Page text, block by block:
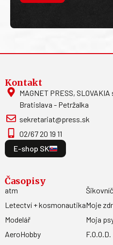
Kontakt
MAGNET PRESS,
Bratislava - Petržalka
sekretariat@press.sk
02/67 20 19 11
E-shop SK
Časopisy
atm
Letectví + kosmonautika
Modelář
AeroHobby
Moje
Moja
F.O.O.D.